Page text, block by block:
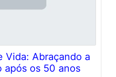
Vida: Abraçando a
após os 50 anos